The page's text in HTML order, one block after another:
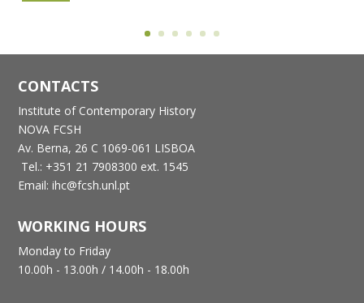
CONTACTS
Institute of Contemporary History
NOVA FCSH
Av. Berna, 26 C 1069-061 LISBOA
Tel.: +351 21 7908300 ext. 1545
Email: ihc@fcsh.unl.pt
WORKING HOURS
Monday to Friday
10.00h - 13.00h / 14.00h - 18.00h